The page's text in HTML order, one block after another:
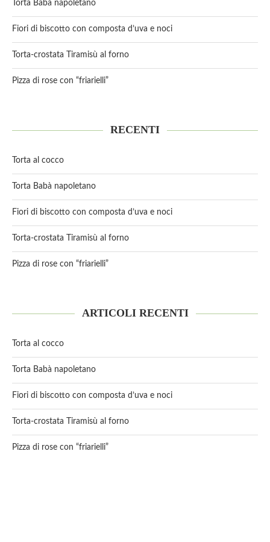
Torta Babà napoletano
Fiori di biscotto con composta d’uva e noci
Torta-crostata Tiramisù al forno
Pizza di rose con “friarielli”
RECENTI
Torta al cocco
Torta Babà napoletano
Fiori di biscotto con composta d’uva e noci
Torta-crostata Tiramisù al forno
Pizza di rose con “friarielli”
ARTICOLI RECENTI
Torta al cocco
Torta Babà napoletano
Fiori di biscotto con composta d’uva e noci
Torta-crostata Tiramisù al forno
Pizza di rose con “friarielli”